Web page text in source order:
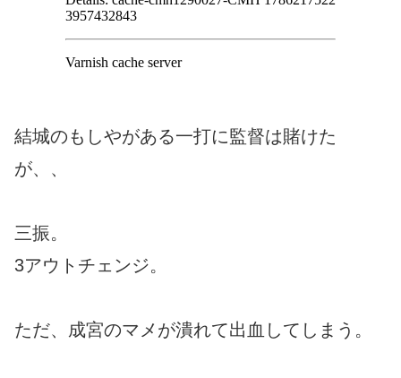
結城のもしやがある一打に監督は賭けた
が、、
三振。
3アウトチェンジ。
ただ、成宮のマメが潰れて出血してしまう。